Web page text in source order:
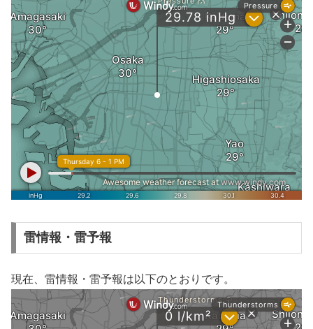
雷情報・雷予報
現在、雷情報・雷予報は以下のとおりです。